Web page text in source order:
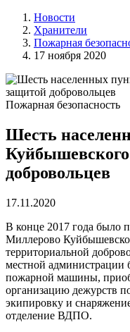
Новости
Хранители
Пожарная
17 ноября 2020
Пожарная безопасность
Шесть
добровольцев
17.11.2020
В конце 2017 года было
Миллерово
территориальной
местной администрации
пожарной машины,
организацию дежурств
экипировку и
отделение ВДПО.